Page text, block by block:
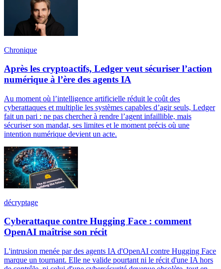
Chronique
Après les cryptoactifs, Ledger veut sécuriser l’action
numérique à l’ère des agents IA
Au moment où l’intelligence artificielle réduit le coût des
cyberattaques et multiplie les systèmes capables d’agir seuls, Ledger
fait un pari : ne pas chercher à rendre l’agent infaillible, mais
sécuriser son mandat, ses limites et le moment précis où une
intention numérique devient un acte.
décryptage
Cyberattaque contre Hugging Face : comment
OpenAI maîtrise son récit
L'intrusion menée par des agents IA d'OpenAI contre Hugging Face
marque un tournant. Elle ne valide pourtant ni le récit d'une IA hors